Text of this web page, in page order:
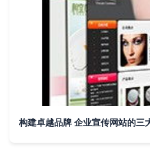
构建卓越品牌 企业宣传网站的三